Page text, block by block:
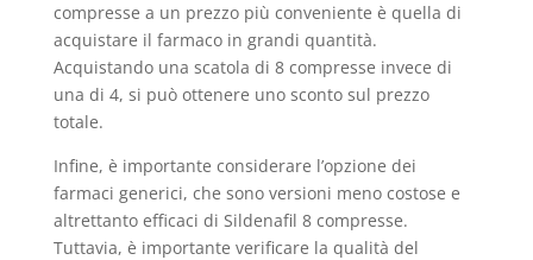
compresse a un prezzo più conveniente è quella di
acquistare il farmaco in grandi quantità.
Acquistando una scatola di 8 compresse invece di
una di 4, si può ottenere uno sconto sul prezzo
totale.
Infine, è importante considerare l’opzione dei
farmaci generici, che sono versioni meno costose e
altrettanto efficaci di Sildenafil 8 compresse.
Tuttavia, è importante verificare la qualità del